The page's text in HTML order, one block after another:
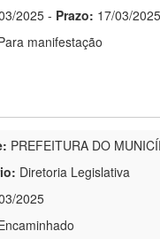
2025 - Prazo: 17/03/2025
manifestação
PREFEITURA DO
Diretoria Legislativa
2025